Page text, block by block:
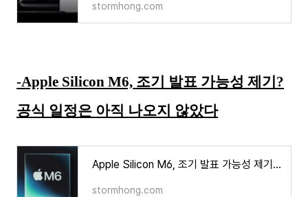
stormhong.com
-Apple Silicon M6, 조기 발표 가능성 제기?
공식 일정은 아직 나오지 않았다
Apple Silicon M6, 조기 발표 가능성 제기? 공식 일정은 아직 나오지 않았다
stormhong.com